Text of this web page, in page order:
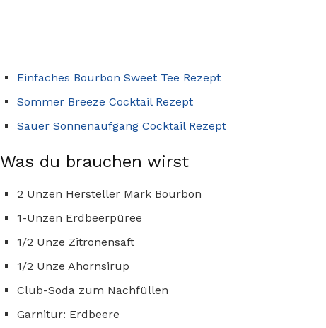
Einfaches Bourbon Sweet Tee Rezept
Sommer Breeze Cocktail Rezept
Sauer Sonnenaufgang Cocktail Rezept
Was du brauchen wirst
2 Unzen Hersteller Mark Bourbon
1-Unzen Erdbeerpüree
1/2 Unze Zitronensaft
1/2 Unze Ahornsirup
Club-Soda zum Nachfüllen
Garnitur: Erdbeere